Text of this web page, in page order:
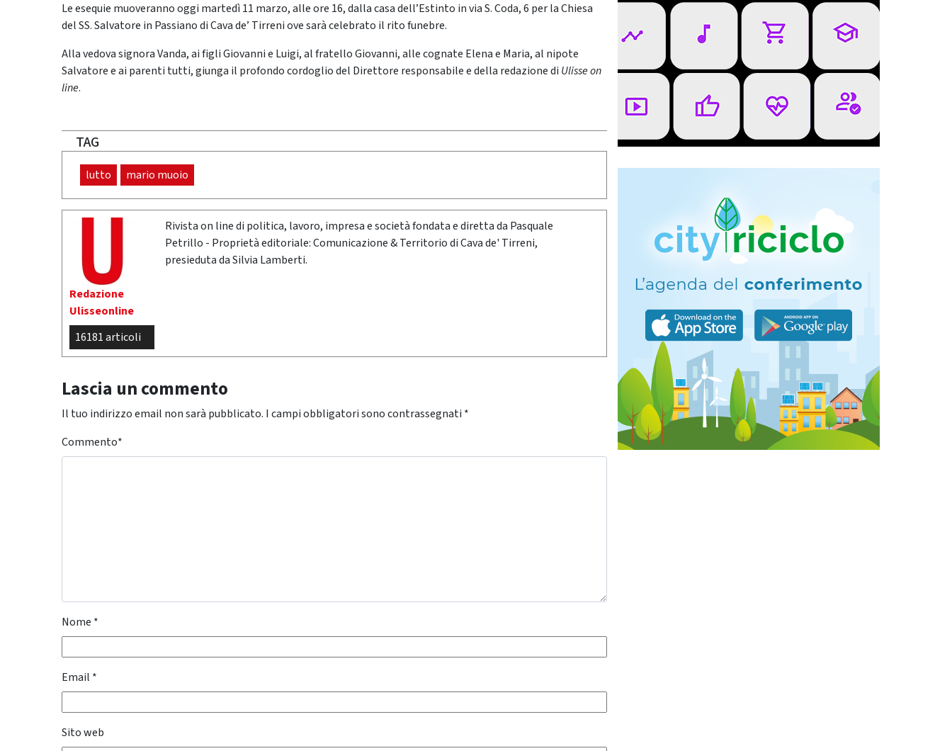
Le esequie muoveranno oggi martedì 11 marzo, alle ore 16, dalla casa dell’Estinto in via S. Coda, 6 per la Chiesa
del SS. Salvatore in Passiano di Cava de’ Tirreni ove sarà celebrato il rito funebre.
Alla vedova signora Vanda, ai figli Giovanni e Luigi, al fratello Giovanni, alle cognate Elena e Maria, al nipote
Salvatore e ai parenti tutti, giunga il profondo cordoglio del Direttore responsabile e della redazione di Ulisse on
line.
TAG
lutto mario muoio
Redazione
Ulisseonline
16181 articoli
Rivista on line di politica, lavoro, impresa e società fondata e diretta da Pasquale
Petrillo - Proprietà editoriale: Comunicazione & Territorio di Cava de' Tirreni,
presieduta da Silvia Lamberti.
Lascia un commento
Il tuo indirizzo email non sarà pubblicato. I campi obbligatori sono contrassegnati *
Commento*
Nome *
Email *
Sito web